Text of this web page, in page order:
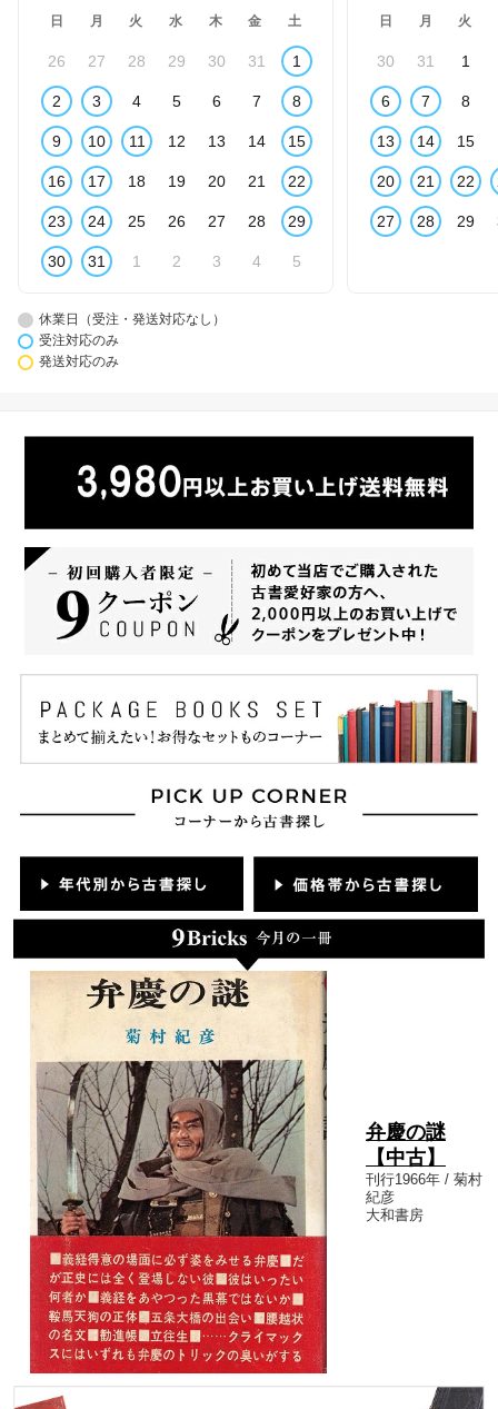
日 月 火 水 木 金 土
26 27 28 29 30 31 1
2 3 4 5 6 7 8
9 10 11 12 13 14 15
16 17 18 19 20 21 22
23 24 25 26 27 28 29
30 31 1 2 3 4 5
日 月 火
30 31 1
6 7 8
13 14 15
20 21 22
27 28 29
休業日（受注・発送対応なし）
受注対応のみ
発送対応のみ
弁慶の謎
【中古】
刊行1966年 / 菊村
紀彦
大和書房